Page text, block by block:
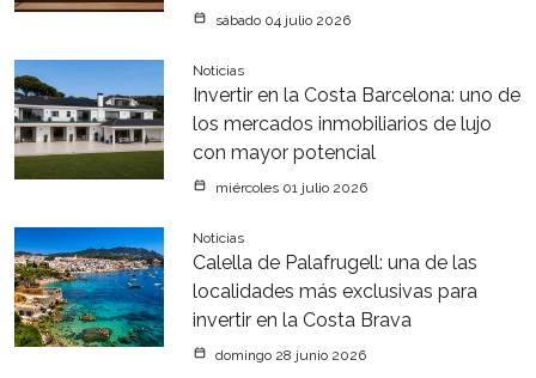
sábado 04 julio 2026
Noticias
Invertir en la Costa Barcelona: uno de
los mercados inmobiliarios de lujo
con mayor potencial
miércoles 01 julio 2026
Noticias
Calella de Palafrugell: una de las
localidades más exclusivas para
invertir en la Costa Brava
domingo 28 junio 2026